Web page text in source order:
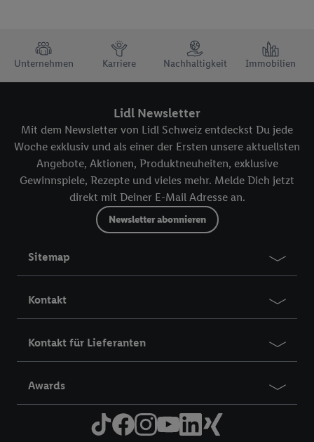
TRUSTBAR
Unternehmen Karriere Nachhaltigkeit Immobilien
Lidl Newsletter
Mit dem Newsletter von Lidl Schweiz entdeckst Du jede
Woche exklusiv und als einer der Ersten unsere aktuellsten
Angebote, Aktionen, Produktneuheiten, exklusive
Gewinnspiele, Rezepte und vieles mehr. Melde Dich jetzt
direkt mit Deiner E-Mail Adresse an.
Newsletter abonnieren
Sitemap
Kontakt
Kontakt für Lieferanten
Awards